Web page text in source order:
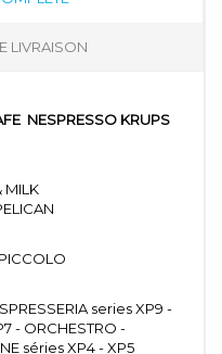
LIVRAISON
NESPRESSO KRUPS
MILK
series XP9 -
- ORCHESTRO -
séries XP4 - XP5